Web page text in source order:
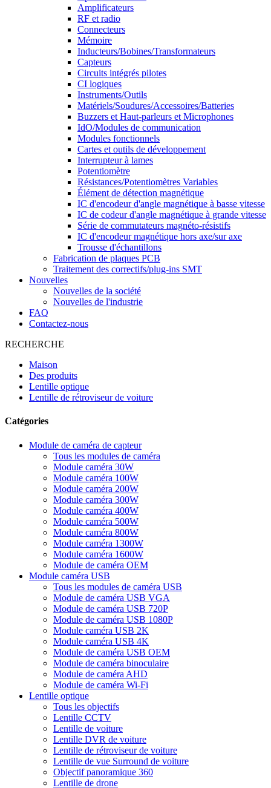
Amplificateurs
RF et radio
Connecteurs
Mémoire
Inducteurs/Bobines/Transformateurs
Capteurs
Circuits intégrés pilotes
CI logiques
Instruments/Outils
Matériels/Soudures/Accessoires/Batteries
Buzzers et Haut-parleurs et Microphones
IdO/Modules de communication
Modules fonctionnels
Cartes et outils de développement
Interrupteur à lames
Potentiomètre
Résistances/Potentiomètres Variables
Élément de détection magnétique
IC d'encodeur d'angle magnétique à basse vitesse
IC de codeur d'angle magnétique à grande vitesse
Série de commutateurs magnéto-résistifs
IC d'encodeur magnétique hors axe/sur axe
Trousse d'échantillons
Fabrication de plaques PCB
Traitement des correctifs/plug-ins SMT
Nouvelles
Nouvelles de la société
Nouvelles de l'industrie
FAQ
Contactez-nous
RECHERCHE
Maison
Des produits
Lentille optique
Lentille de rétroviseur de voiture
Catégories
Module de caméra de capteur
Tous les modules de caméra
Module caméra 30W
Module caméra 100W
Module caméra 200W
Module caméra 300W
Module caméra 400W
Module caméra 500W
Module caméra 800W
Module caméra 1300W
Module caméra 1600W
Module de caméra OEM
Module caméra USB
Tous les modules de caméra USB
Module de caméra USB VGA
Module de caméra USB 720P
Module de caméra USB 1080P
Module caméra USB 2K
Module caméra USB 4K
Module de caméra USB OEM
Module de caméra binoculaire
Module de caméra AHD
Module de caméra Wi-Fi
Lentille optique
Tous les objectifs
Lentille CCTV
Lentille de voiture
Lentille DVR de voiture
Lentille de rétroviseur de voiture
Lentille de vue Surround de voiture
Objectif panoramique 360
Lentille de drone